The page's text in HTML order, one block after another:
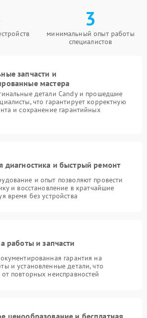
3
минимальный опыт работы
специалистов
запчасти и
мастера
детали Candy и прошедшие
что гарантирует корректную
и сохранение гарантийных
диагностика и быстрый ремонт
и опыт позволяют провести
и восстановление в кратчайшие
время без устройства
работы и запчасти
гарантия на
и установленные детали, что
повторных неисправностей
ценообразование и бесплатная